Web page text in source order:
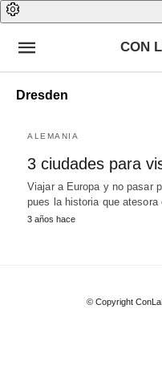
CON
Dresden
ALEMANIA
3 ciudades para
Viajar a Europa y no pasar
pues la historia que
3 años hace
© Copyright